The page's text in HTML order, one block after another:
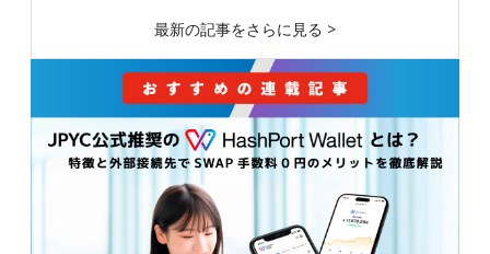
最新の記事をさらに見る >